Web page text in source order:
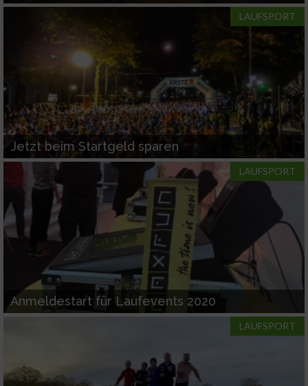
LAUFSPORT
Jetzt beim Startgeld sparen
LAUFSPORT
Anmeldestart für Laufevents 2020
LAUFSPORT